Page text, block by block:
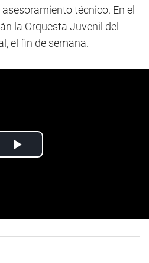
técnico. En el
la Orquesta Juvenil del
el fin de semana.